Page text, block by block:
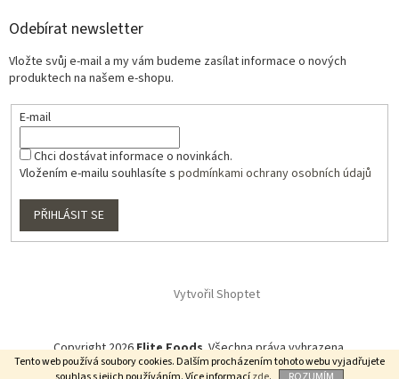
Tento web používá soubory cookies. Dalším procházením tohoto webu vyjadřujete
Odebírat newsletter
Vložte svůj e-mail a my vám budeme zasílat informace o nových
produktech na našem e-shopu.
E-mail
Chci dostávat informace o novinkách.
Vložením e-mailu souhlasíte s podmínkami ochrany osobních údajů
PŘIHLÁSIT SE
Vytvořil Shoptet
Copyright 2026Elite Foods. Všechna práva vyhrazena.